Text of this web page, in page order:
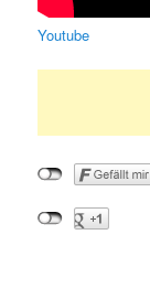
Youtube